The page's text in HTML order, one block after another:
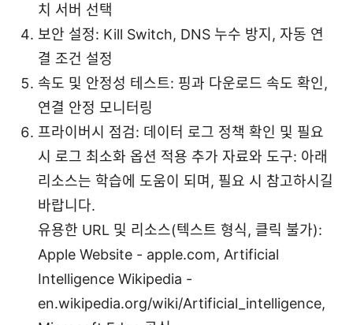
치 서버 선택
보안 설정: Kill Switch, DNS 누수 방지, 자동 연
결 조건 설정
속도 및 안정성 테스트: 핑과 다운로드 속도 확인,
연결 안정 모니터링
프라이버시 점검: 데이터 로그 정책 확인 및 필요
시 로그 최소화 옵션 적용 추가 자료와 도구: 아래
리소스는 학습에 도움이 되며, 필요 시 참고하시길
바랍니다.
유용한 URL 및 리소스(텍스트 형식, 클릭 불가):
Apple Website - apple.com, Artificial
Intelligence Wikipedia -
en.wikipedia.org/wiki/Artificial_intelligence,